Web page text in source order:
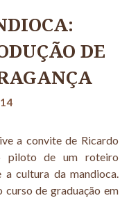
DE
a convite de Ricardo
piloto de um roteiro
cultura da mandioca.
de graduação em